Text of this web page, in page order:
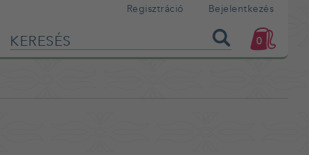
Regisztráció Bejelentkezés
0